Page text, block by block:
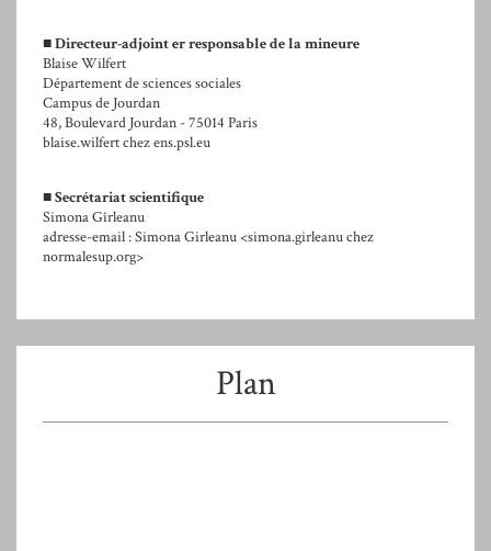
■Directeur-adjoint er responsable de la mineure
Blaise Wilfert
Département de sciences sociales
Campus de Jourdan
48, Boulevard Jourdan - 75014 Paris
blaise.wilfertchezens.psl.eu
■Secrétariat scientifique
Simona Gîrleanu
adresse-email : Simona Girleanu <simona.girleanuchez
normalesup.org>
Plan